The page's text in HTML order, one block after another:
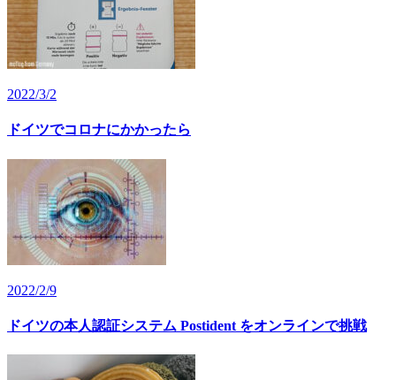
2022/3/2
ドイツでコロナにかかったら
2022/2/9
ドイツの本人認証システム Postident をオンラインで挑戦